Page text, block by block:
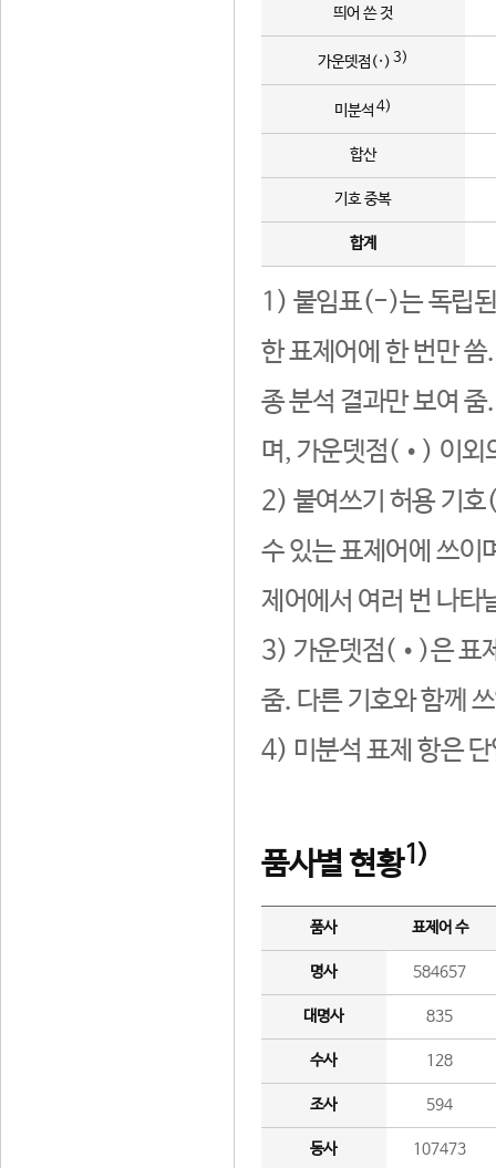
띄어 쓴 것
가운뎃점(·) 3)
미분석 4)
합산
기호 중복
합계
1) 붙임표(-)는 독립된
한 표제어에 한 번만
종 분석 결과만 보여
며, 가운뎃점(•) 이외
2) 붙여쓰기 허용 기호
수 있는 표제어에 쓰이
제어에서 여러 번 나타
3) 가운뎃점(•)은 표
줌. 다른 기호와 함께
4) 미분석 표제 항은
품사별 현황1)
품사 표제어 수
명사 584657
대명사 835
수사 128
조사 594
동사 107473